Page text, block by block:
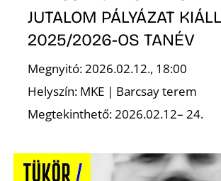
JUTALOM PÁLYÁZAT
2025/2026-OS TANÉV
Megnyitó: 2026.02.12., 18:00
Helyszín: MKE | Barcsay terem
Megtekinthető: 2026.02.12– 24.